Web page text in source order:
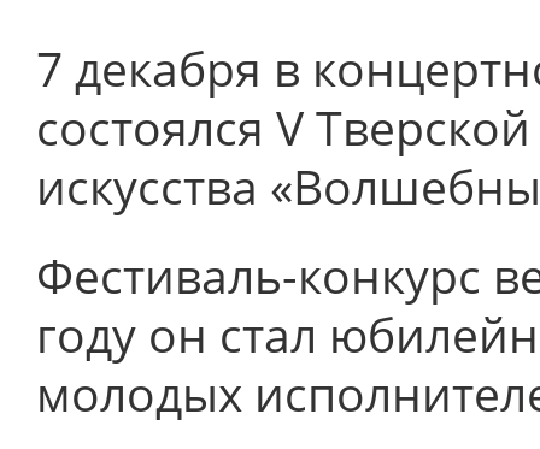
7 декабря в
состоялся V
искусства
Фестиваль-конкурс
году он стал
молодых